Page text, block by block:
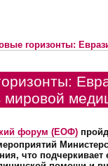
горизонты:
мировой
форум (ЕОФ)
что